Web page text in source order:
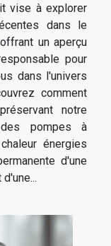
vise à explorer
dans le
un aperçu
pour
dans l'univers
comment
notre
des pompes à
énergies
d'une